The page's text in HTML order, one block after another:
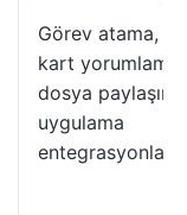
Görev atama,
kart yorumlama,
dosya paylaşımı,
uygulama
entegrasyonları